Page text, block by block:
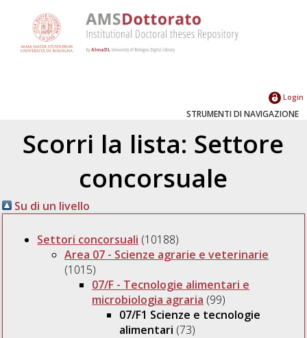
Login
STRUMENTI DI NAVIGAZIONE
Scorri la lista: Settore
concorsuale
Su di un livello
Settori concorsuali (10188)
Area 07 - Scienze agrarie e veterinarie
(1015)
07/F - Tecnologie alimentari e
microbiologia agraria (99)
07/F1 Scienze e tecnologie
alimentari (73)